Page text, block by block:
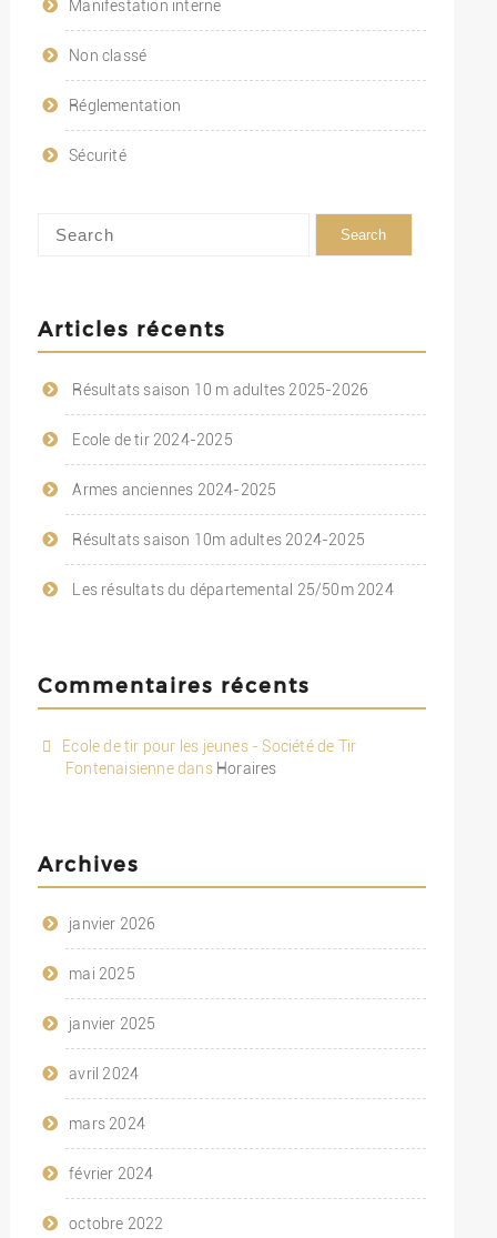
Manifestation interne
Non classé
Réglementation
Sécurité
Articles récents
Résultats saison 10 m adultes 2025-2026
Ecole de tir 2024-2025
Armes anciennes 2024-2025
Résultats saison 10m adultes 2024-2025
Les résultats du départemental 25/50m 2024
Commentaires récents
Ecole de tir pour les jeunes - Société de Tir
Fontenaisiennedans Horaires
Archives
janvier 2026
mai 2025
janvier 2025
avril 2024
mars 2024
février 2024
octobre 2022